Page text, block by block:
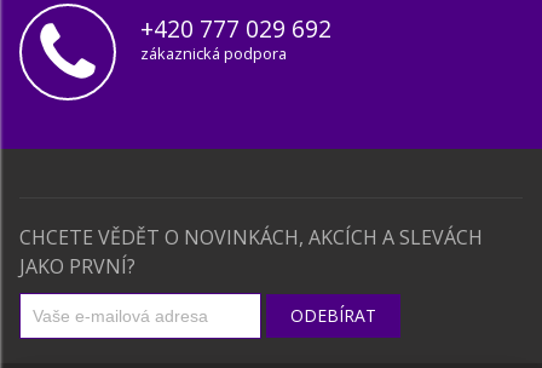
+420 777 029 692
zákaznická podpora
CHCETE VĚDĚT O NOVINKÁCH, AKCÍCH A SLEVÁCH
JAKO PRVNÍ?